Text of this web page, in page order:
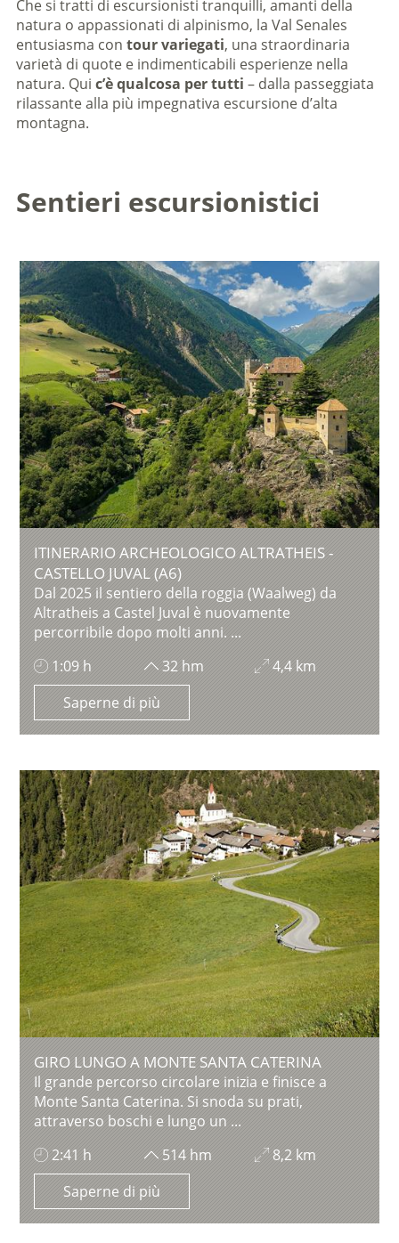
Che si tratti di escursionisti tranquilli, amanti della
natura o appassionati di alpinismo, la Val Senales
entusiasma con tour variegati, una straordinaria
varietà di quote e indimenticabili esperienze nella
natura. Qui c’è qualcosa per tutti – dalla passeggiata
rilassante alla più impegnativa escursione d’alta
montagna.
Sentieri escursionistici
ITINERARIO ARCHEOLOGICO ALTRATHEIS -
CASTELLO JUVAL (A6)
Dal 2025 il sentiero della roggia (Waalweg) da
Altratheis a Castel Juval è nuovamente
percorribile dopo molti anni. ...
1:09 h
32 hm
4,4 km
Saperne di più
GIRO LUNGO A MONTE SANTA CATERINA
Il grande percorso circolare inizia e finisce a
Monte Santa Caterina. Si snoda su prati,
attraverso boschi e lungo un ...
2:41 h
514 hm
8,2 km
Saperne di più